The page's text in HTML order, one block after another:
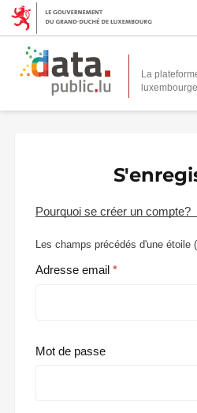
La
Pourquoi se créer un compte?
Les champs précédés d'une étoile (
Adresse email
Mot de passe